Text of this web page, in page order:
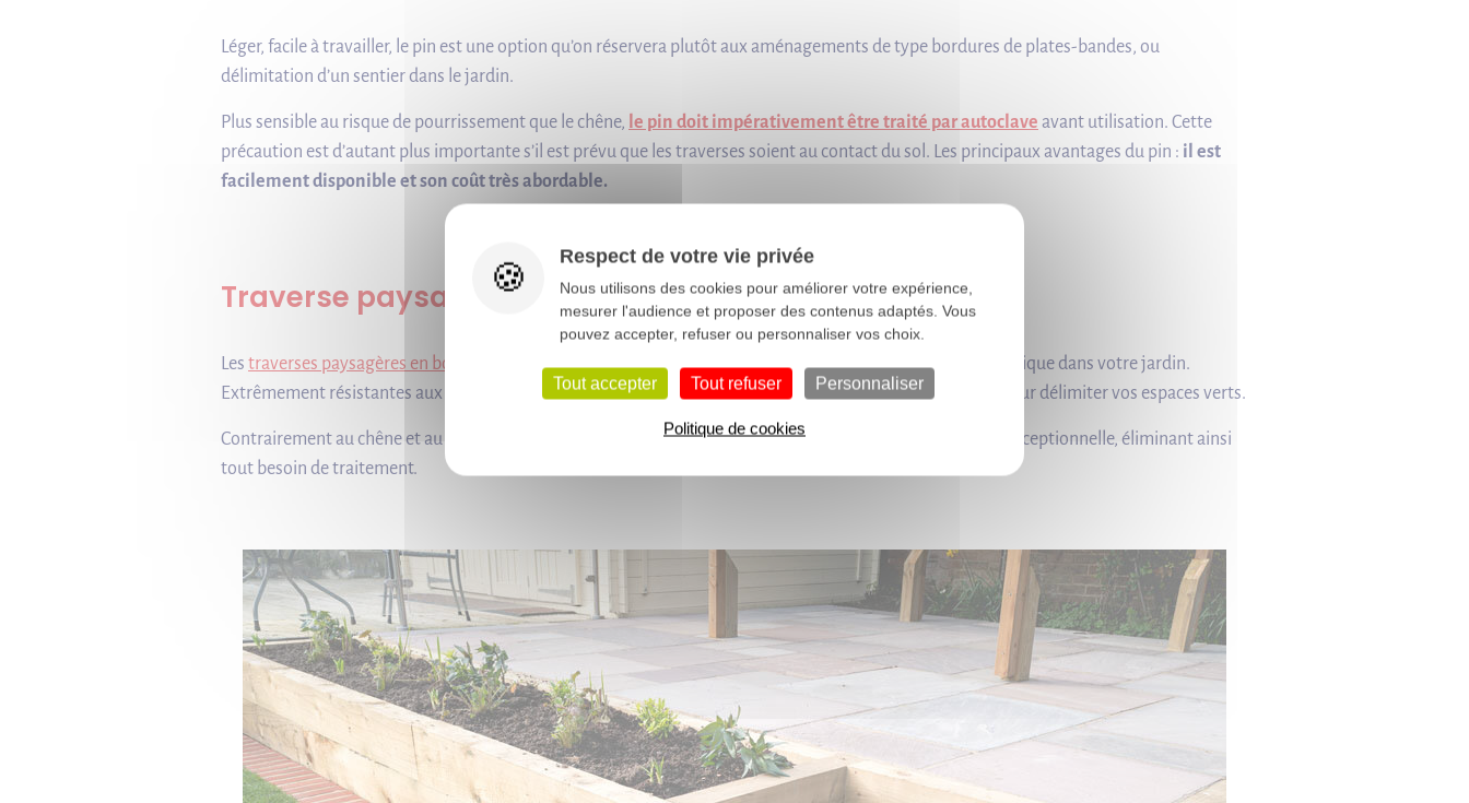
Léger, facile à travailler, le pin est une option qu’on réservera plutôt aux aménagements de type bordures de plates-bandes, ou
délimitation d’un sentier dans le jardin.
Plus sensible au risque de pourrissement que le chêne, le pin doit impérativement être traité par autoclave avant utilisation. Cette
précaution est d’autant plus importante s’il est prévu que les traverses soient au contact du sol. Les principaux avantages du pin : il est
facilement disponible et son coût très abordable.
Traverse paysagère Azobé
Les traverses paysagères en bois exotique Azobésont le choix idéal pour une construction durable et esthétique dans votre jardin.
Extrêmement résistantes aux intempéries et aux insectes, elles offrent une solution robuste et naturelle pour délimiter vos espaces verts.
Contrairement au chêne et au pin, l'Azobé, grâce à sa densité et à ses tanins, offre une durabilité naturelle exceptionnelle, éliminant ainsi
tout besoin de traitement.
Respect de votre vie privée
Nous utilisons des cookies pour améliorer votre expérience,
mesurer l'audience et proposer des contenus adaptés. Vous
pouvez accepter, refuser ou personnaliser vos choix.
Tout accepter Tout refuser Personnaliser
Politique de cookies